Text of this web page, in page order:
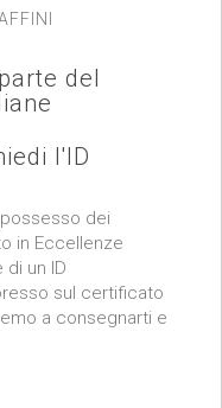
del
l'ID
dei
in Eccellenze
di un ID
sul certificato
a consegnarti e